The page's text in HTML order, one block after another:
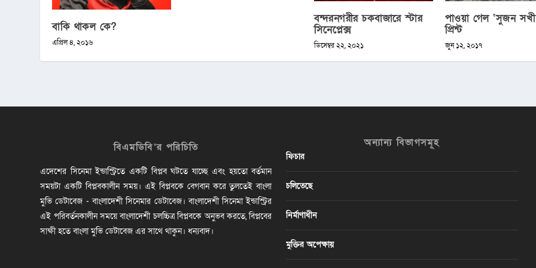
বাকি থাকল কে?
এপ্রিল ৪, ২০১৬
বন্দরনগরীর চকবাজারে স্টার
সিনেপ্লেক্স
ডিসেম্বর ২২, ২০২১
পাওয়া গেল ‘সুজন
প্রিন্ট
জুন ১২, ২০১৭
বিএমডিবি’র পরিচিতি
এদেশের সিনেমা ইন্ডাস্ট্রিতে একটি বিপ্লব ঘটতে যাচ্ছে এবং হয়তো বর্তমান
সময়টা একটি বিপ্লবকালীন সময়। এই বিপ্লবকে বেগবান করে তুলতেই বাংলা
মুভি ডেটাবেজ - বাংলাদেশী সিনেমার ডেটাবেজ। বাংলাদেশী সিনেমা ইন্ডাস্ট্রির
এই পরিবর্তনকালীন সময়ে বাংলাদেশী চলচ্চিত্র বিপ্লবকে অনুভব করতে, বিপ্লবের
সাক্ষী হতে বাংলা মুভি ডেটাবেজ এর সাথে থাকুন। ধন্যবাদ।
অন্যান্য বিভাগসমূহ
ফিচার
চলিতেছে
নির্মাণাধীন
মুক্তির অপেক্ষায়